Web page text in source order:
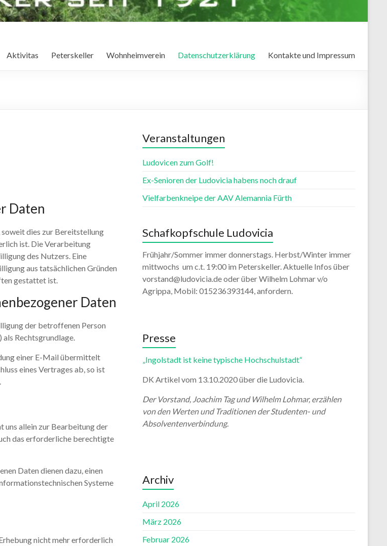
Aktivitas Peterskeller Wohnheimverein Datenschutzerklärung Kontakte und Impressum
Daten
dies zur Bereitstellung
ist. Die Verarbeitung
des Nutzers. Eine
aus tatsächlichen Gründen
gestattet ist.
Daten
der betroffenen Person
Rechtsgrundlage.
einer E-Mail übermittelt
eines Vertrages ab, so ist
uns allein zur Bearbeitung der
das erforderliche berechtigte
Daten dienen dazu, einen
Systeme
nicht mehr erforderlich
Veranstaltungen
Ludovicen zum Golf!
Ex-Senioren der Ludovicia habens noch drauf
Vielfarbenkneipe der AAV Alemannia Fürth
Schafkopfschule Ludovicia
Frühjahr/Sommer immer donnerstags. Herbst/Winter immer
mittwochs um c.t. 19:00 im Peterskeller. Aktuelle Infos über
vorstand@ludovicia.de oder über Wilhelm Lohmar v/o
Agrippa, Mobil: 015236393144, anfordern.
Presse
„Ingolstadt ist keine typische Hochschulstadt“
DK Artikel vom 13.10.2020 über die Ludovicia.
Der Vorstand, Joachim Tag und Wilhelm Lohmar, erzählen
von den Werten und Traditionen der Studenten- und
Absolventenverbindung.
Archiv
April 2026
März 2026
Februar 2026